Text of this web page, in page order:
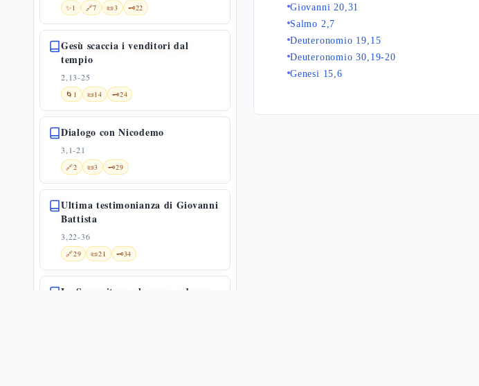
✨1 🔗7 📜3 🗝️22
Gesù scaccia i venditori dal
tempio
2,13-25
🌀 1 📜14 🗝️24
Dialogo con Nicodemo
3,1-21
🔗2 📜3 🗝️29
Ultima testimonianza di Giovanni
Battista
3,22-36
🔗29 📜21 🗝️34
La Samaritana al pozzo: adorare
Giovanni 20,31
Salmo 2,7
Deuteronomio 19,15
Deuteronomio 30,19-20
Genesi 15,6